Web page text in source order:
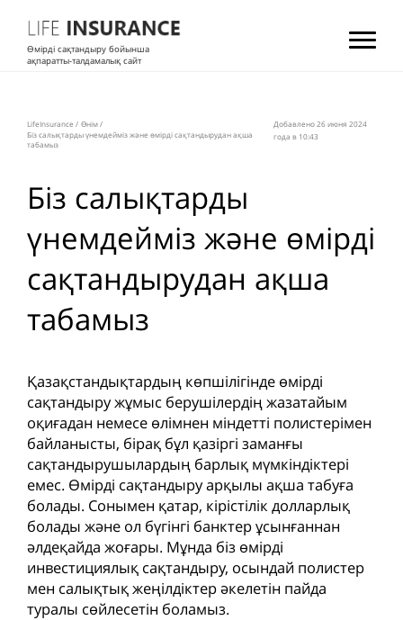
Өмірді сақтандыру бойынша
ақпаратты-талдамалық сайт
LifeInsurance / Өнім/
Біз салықтарды үнемдейміз және өмірді сақтандырудан ақша
табамыз
Добавлено 26 июня 2024
года в 10:43
Біз салықтарды
үнемдейміз және өмірді
сақтандырудан ақша
табамыз
Қазақстандықтардың көпшілігінде өмірді
сақтандыру жұмыс берушілердің жазатайым
оқиғадан немесе өлімнен міндетті полистерімен
байланысты, бірақ бұл қазіргі заманғы
сақтандырушылардың барлық мүмкіндіктері
емес. Өмірді сақтандыру арқылы ақша табуға
болады. Сонымен қатар, кірістілік долларлық
болады және ол бүгінгі банктер ұсынғаннан
әлдеқайда жоғары. Мұнда біз өмірді
инвестициялық сақтандыру, осындай полистер
мен салықтық жеңілдіктер әкелетін пайда
туралы сөйлесетін боламыз.